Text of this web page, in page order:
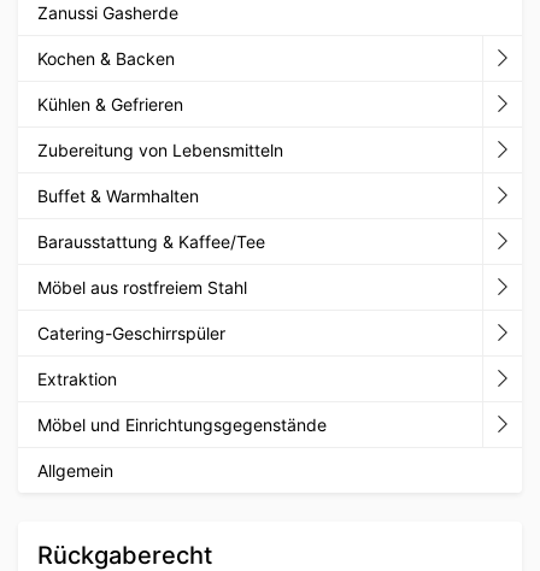
Zanussi Gasherde
Kochen & Backen
Kühlen & Gefrieren
Zubereitung von Lebensmitteln
Buffet & Warmhalten
Barausstattung & Kaffee/Tee
Möbel aus rostfreiem Stahl
Catering-Geschirrspüler
Extraktion
Möbel und Einrichtungsgegenstände
Allgemein
Rückgaberecht